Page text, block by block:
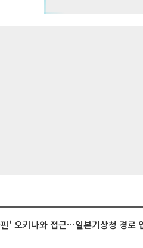
' 오키나와 접근…일본기상청 경로